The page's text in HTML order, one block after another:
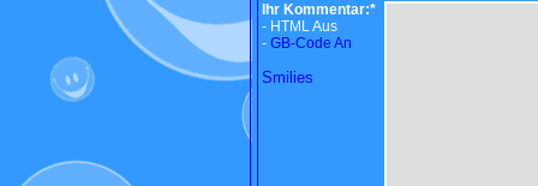
Ihr Kommentar:*
- HTML Aus
- GB-Code An
Smilies